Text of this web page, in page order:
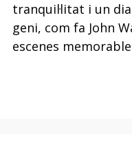
tranquil·litat i un
geni, com fa John
escenes